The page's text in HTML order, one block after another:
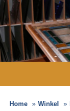
Home Winkel